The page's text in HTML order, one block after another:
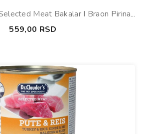
Meat Bakalar I Braon Pirinač
Konzerva 800g
559,00 RSD